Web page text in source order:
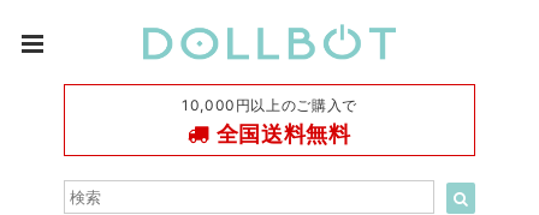
10,000円以上のご購入で
全国送料無料